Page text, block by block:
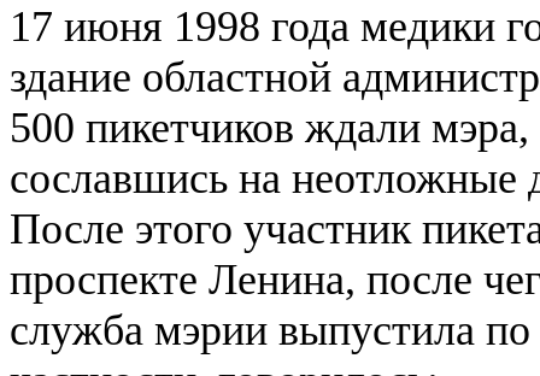
17 июня 1998 года медики
здание областной
500 пикетчиков ждали
сославшись на неотложные
После этого участник
проспекте Ленина, после
служба мэрии выпустила